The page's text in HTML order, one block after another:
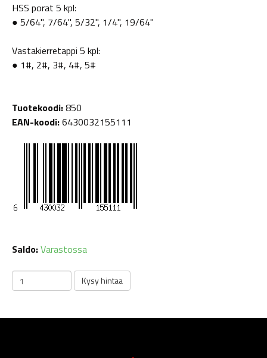
HSS porat 5 kpl:
● 5/64", 7/64", 5/32", 1/4", 19/64"
Vastakierretappi 5 kpl:
● 1#, 2#, 3#, 4#, 5#
Tuotekoodi:850
EAN-koodi:6430032155111
Saldo:Varastossa